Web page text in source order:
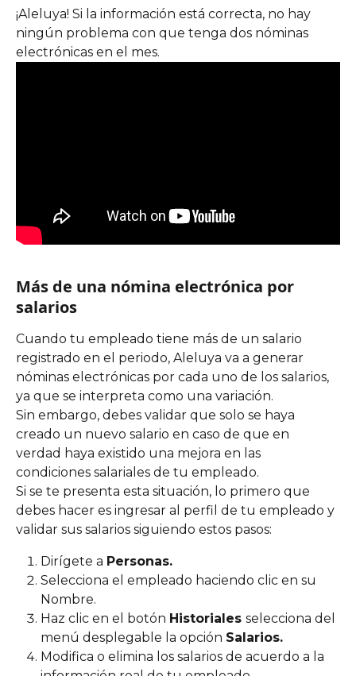
¡Aleluya! Si la información está correcta, no hay
ningún problema con que tenga dos nóminas
electrónicas en el mes.
Más de una nómina electrónica por
salarios
Cuando tu empleado tiene más de un salario
registrado en el periodo, Aleluya va a generar
nóminas electrónicas por cada uno de los salarios,
ya que se interpreta como una variación.
Sin embargo, debes validar que solo se haya
creado un nuevo salario en caso de que en
verdad haya existido una mejora en las
condiciones salariales de tu empleado.
Si se te presenta esta situación, lo primero que
debes hacer es ingresar al perfil de tu empleado y
validar sus salarios siguiendo estos pasos:
Dirígete a Personas.
Selecciona el empleado haciendo clic en su
Nombre.
Haz clic en el botón Historiales selecciona del
menú desplegable la opción Salarios.
Modifica o elimina los salarios de acuerdo a la